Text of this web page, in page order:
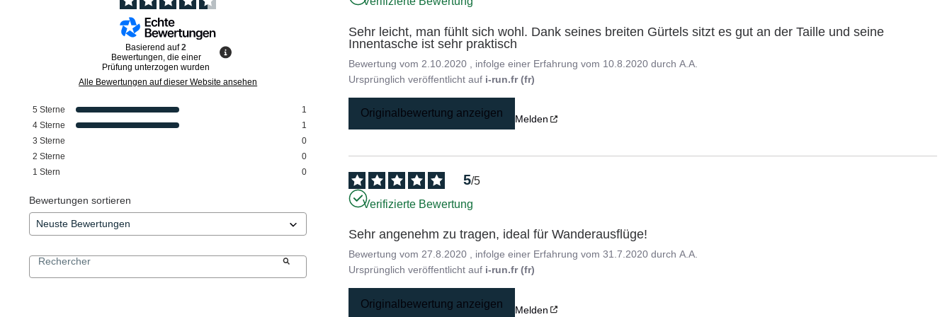
Basierend auf2
Bewertungen, die einer
Prüfung unterzogen wurden
Alle Bewertungen auf dieser Website ansehen
5 Sterne
1
4 Sterne
1
3 Sterne
0
2 Sterne
0
1 Stern 0
Bewertungen sortieren
Sehr leicht, man fühlt sich wohl. Dank seines breiten Gürtels sitzt es gut an der Taille und seine
Innentasche ist sehr praktisch
Bewertung vom 2.10.2020 , infolge einer Erfahrung vom 10.8.2020 durchA.A.
Ursprünglich veröffentlicht auf i-run.fr (fr)
Originalbewertung anzeigen Melden
5/5
Verifizierte Bewertung
Sehr angenehm zu tragen, ideal für Wanderausflüge!
Bewertung vom 27.8.2020 , infolge einer Erfahrung vom31.7.2020 durchA.A.
Ursprünglich veröffentlicht auf i-run.fr (fr)
Originalbewertung anzeigen Melden